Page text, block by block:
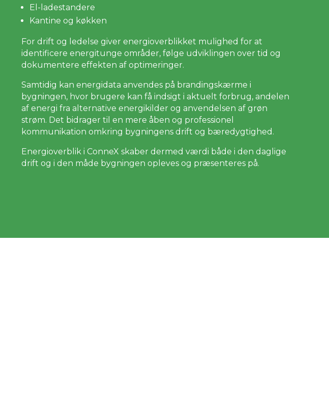
El-ladestandere
Kantine og køkken
For drift og ledelse giver energioverblikket mulighed for at
identificere energitunge områder, følge udviklingen over tid og
dokumentere effekten af optimeringer.
Samtidig kan energidata anvendes på brandingskærme i
bygningen, hvor brugere kan få indsigt i aktuelt forbrug, andelen
af energi fra alternative energikilder og anvendelsen af grøn
strøm. Det bidrager til en mere åben og professionel
kommunikation omkring bygningens drift og bæredygtighed.
Energioverblik i ConneX skaber dermed værdi både i den daglige
drift og i den måde bygningen opleves og præsenteres på.